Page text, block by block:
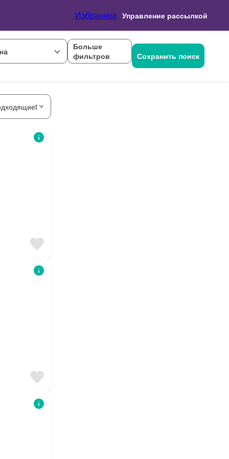
Избранное Управление рассылкой
Больше
фильтров
Сохранить поиск